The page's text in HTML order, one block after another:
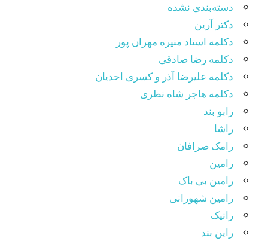
دسته‌بندی نشده
دکتر آرین
دکلمه استاد منیره مهران پور
دکلمه رضا صادقی
دکلمه علیرضا آذر و کسری احدیان
دکلمه هاجر شاه نظری
رابو بند
راشا
رامک صرافان
رامین
رامین بی باک
رامین شهورانی
رانیک
راین بند